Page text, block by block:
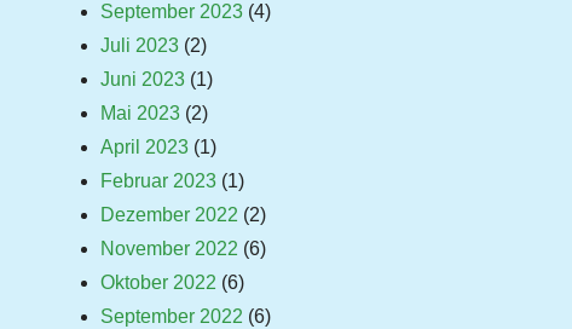
September 2023(4)
Juli 2023(2)
Juni 2023(1)
Mai 2023(2)
April 2023(1)
Februar 2023(1)
Dezember 2022 (2)
November 2022 (6)
Oktober 2022 (6)
September 2022 (6)